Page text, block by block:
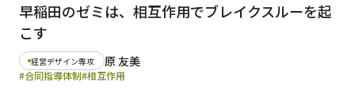
早稲田のゼミは、相互作用でブレイクスルーを起
こす
経営デザイン専攻 原 友美
#合同指導体制#相互作用